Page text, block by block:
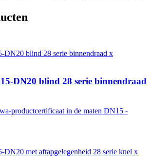
DN20 blind 28 serie binnendraad
productcertificaat in de maten DN15 -